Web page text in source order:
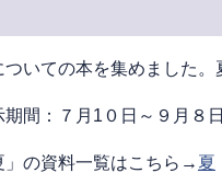
ついての本を集めました。
期間：７月1０日～９月８日
」の資料一覧はこちら→ 夏